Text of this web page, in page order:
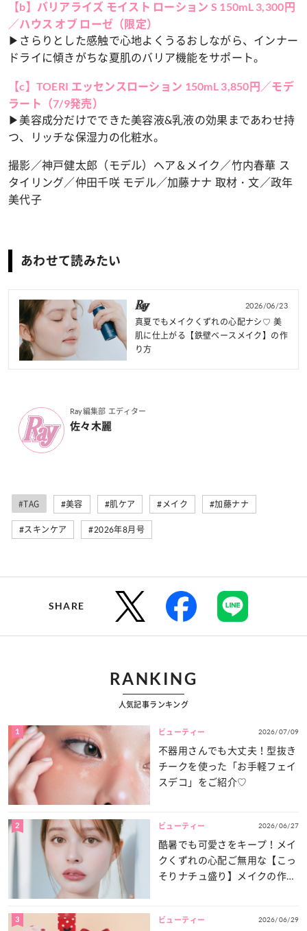
【b】バリアライズ モイスト ローション S 150mL 3,300円
／ハウス オブ ローゼ（限定）
▶さらりとした感触で心地よくうるおしながら、インナー
ドライに傾きがちな夏肌のバリア機能をサポート。
【c】TOERI エッセンスローション 150mL 3,850円／モデ
ラート（7/9発売）
▶美容成分だけでできた美容液&乳液の効果まであわせ持
つ、リッチな保湿力の化粧水。
撮影／神戸健太郎（モデル）ヘア＆メイク／竹内春華 ス
タイリング／仲田千咲 モデル／加藤ナナ 取材・文／政年
美代子
あわせて読みたい
2026/06/23
真夏でもメイクくずれの心配ナシ♡ 美
肌に仕上がる【鉄壁ベースメイク】の作
り方
Ray編集部 エディター
佐々木麗
#TAG #美容 #肌ケア #メイク #加藤ナナ
#スキンケア #2026年8月号
SHARE
RANKING
人気記事ランキング
1 ビューティー 2026/07/09
不器用さんでも大丈夫！型抜き
チークを使った「お手軽フェイ
スデコ」をご紹介♡
2 ビューティー 2026/06/27
酷暑でも可愛さをキープ！メイ
クくずれの心配ご無用な【こっ
そりナチュ盛り】メイクの作り
3 ビューティー 2026/06/29